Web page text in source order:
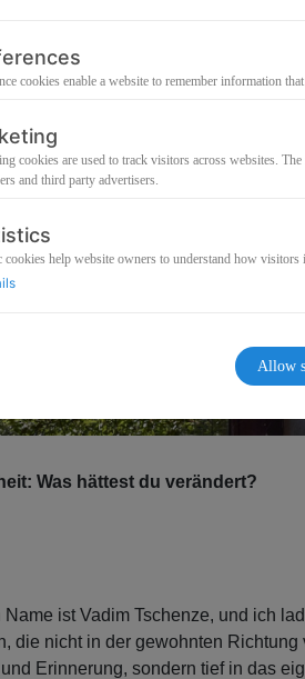
Was hättest du verändert?
ist Vadim Tschenze, und ich
die nicht in der gewohnten Richtung
Erinnerung, sondern tief in das
cookies enable a website to remember information
cookies are used to track visitors across websites.
and third party advertisers.
cookies help website owners to understand how
Allow